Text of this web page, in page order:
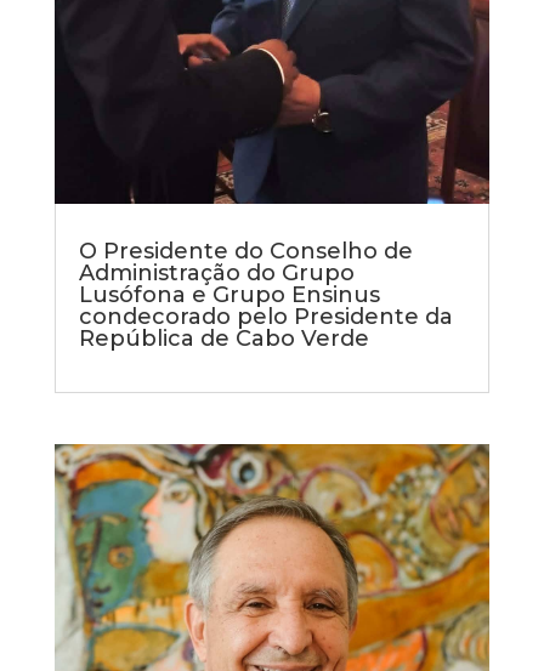
O Presidente do Conselho de
Administração do Grupo
Lusófona e Grupo Ensinus
condecorado pelo Presidente da
República de Cabo Verde